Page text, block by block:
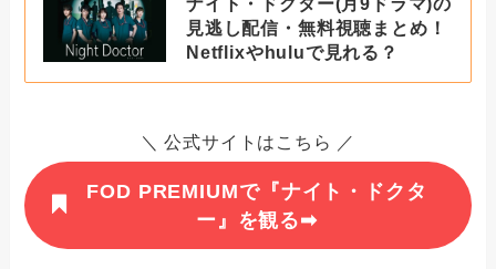
見逃し配信・無料視聴まとめ！
Netflixやhuluで見れる？
＼ 公式サイトはこちら ／
FOD PREMIUMで『ナイト・ドクタ
ー』を観る➡